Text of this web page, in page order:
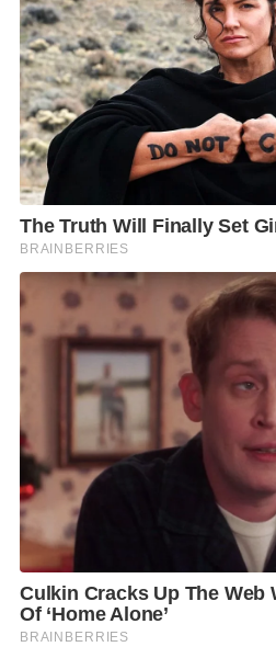
ทราบ อยู่ที่ผู้ใหญ่และกรรมการ
ซึ่งพรรคเองมีบุคลากรที่เหมาะ
ทำงานได้เลย อยู่ที่กรรมการบริ
เมื่อถามย้ำว่า หลักการพิจารณ
รัฐมนตรี จะต้องดูที่โควตาภาค
สส.เข้ามาได้มาก นายธนกร กล่
เหมาะสมมากกว่า และความสา
มากกว่า แต่ 36 คน ที่ได้เข้ามา ก็
พล.อ.ประยุทธ์ จันทร์โอชา นา
พล.อ.ประยุทธ์เป็นประธานกรร
ปฏิเสธไม่ได้ว่าประชาชนเกือบ
พล.อ.ประยุทธ์และนโยบายของ
ฉะนั้น ไม่มีปัญหาอะไร
ส่วนกรณี น.ส.แพทองธาร ชินวัต
รัฐมนตรีพรรคเพื่อไทย ได้ขอโ
2 ลุง ในส่วนของ รทสช. จะต้อง
ด้วยหรือไม่ที่ร่วมรัฐบาลกับพรร
กล่าวว่า ได้คุยกับนายเอกนัฏ พร้
รทสช. เห็นว่าเราจะต้องมีการชี้
โฆษกพรรคกำลังดำเนินการอยู่